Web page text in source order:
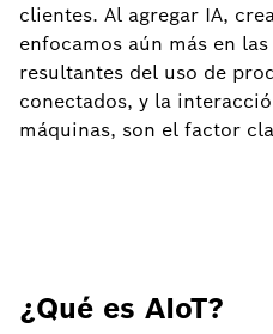
clientes. Al agregar IA,
enfocamos aún más en
resultantes del uso de
conectados, y la
máquinas, son el factor
¿Qué es AIoT?